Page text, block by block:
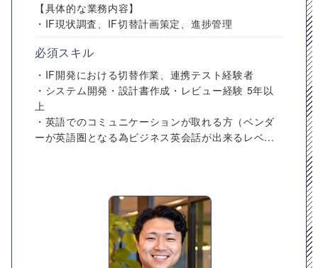
【具体的な業務内容】
・IF現状調査、IF切替計画策定、進捗管理
必須スキル
・IF開発における切替作業、連携テスト経験者
・システム開発・設計書作成・レビュー経験 5年以
上
・英語でのコミュニケーションが取れる方（ベンダ
ーが英語圏となる為ビジネス英会話が出来るレベ...